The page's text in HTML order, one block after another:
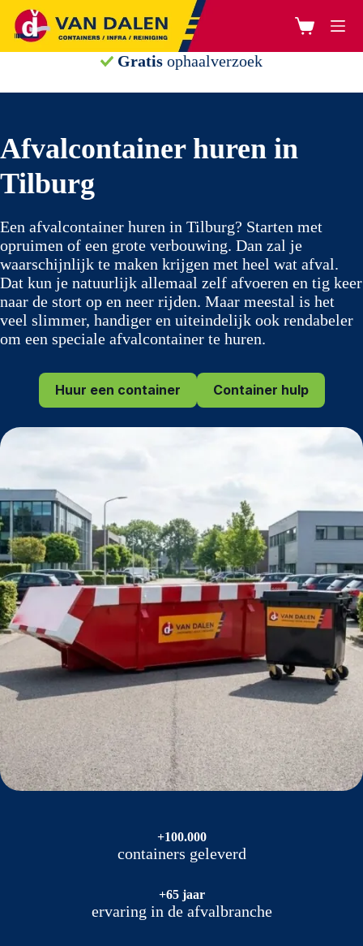
naar
inhoud
Gratis ophaalverzoek
Afvalcontainer huren in
Tilburg
Een afvalcontainer huren in Tilburg? Starten met
opruimen of een grote verbouwing. Dan zal je
waarschijnlijk te maken krijgen met heel wat afval.
Dat kun je natuurlijk allemaal zelf afvoeren en tig keer
naar de stort op en neer rijden. Maar meestal is het
veel slimmer, handiger en uiteindelijk ook rendabeler
om een speciale afvalcontainer te huren.
Huur een container Container hulp
+100.000
containers geleverd
+65 jaar
ervaring in de afvalbranche